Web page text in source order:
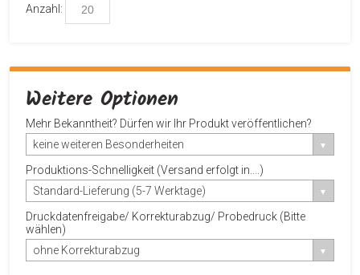
Anzahl:
Weitere Optionen
Mehr Bekanntheit? Dürfen wir Ihr Produkt veröffentlichen?
keine weiteren Besonderheiten
Produktions-Schnelligkeit (Versand erfolgt in....)
Standard-Lieferung (5-7 Werktage)
Druckdatenfreigabe/ Korrekturabzug/ Probedruck (Bitte
wählen)
ohne Korrekturabzug